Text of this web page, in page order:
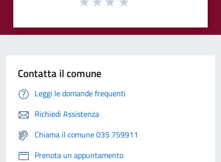
Contatta il comune
Leggi le domande frequenti
Richiedi Assistenza
Chiama il comune 035 759911
Prenota un appuntamento